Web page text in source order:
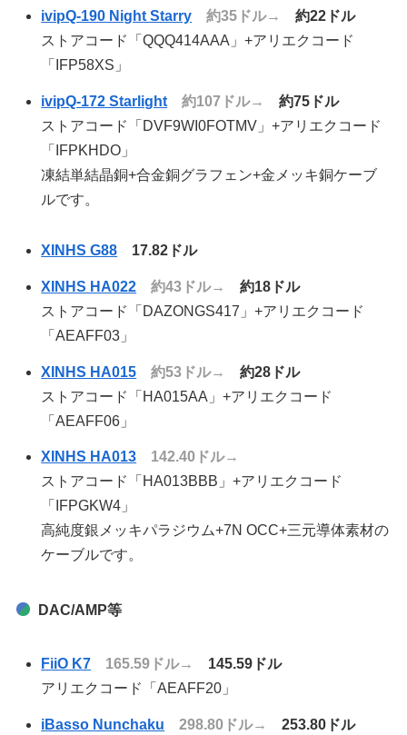
ivipQ-190 Night Starry 約35ドル→
約22ドル
ストアコード「QQQ414AAA」+アリエクコード
「IFP58XS」
ivipQ-172 Starlight 約107ドル→
約75ドル
ストアコード「DVF9WI0FOTMV」+アリエクコード
「IFPKHDO」
凍結単結晶銅+合金銅グラフェン+金メッキ銅ケーブ
ルです。
XINHS G88 17.82ドル
XINHS HA022 約43ドル→
約18ドル
ストアコード「DAZONGS417」+アリエクコード
「AEAFF03」
XINHS HA015 約53ドル→
約28ドル
ストアコード「HA015AA」+アリエクコード
「AEAFF06」
XINHS HA013
142.40ドル→
ストアコード「HA013BBB」+アリエクコード
「IFPGKW4」
高純度銀メッキパラジウム+7N OCC+三元導体素材の
ケーブルです。
DAC/AMP等
FiiO K7 165.59ドル→
145.59ドル
アリエクコード「AEAFF20」
iBasso Nunchaku 298.80ドル→
253.80ドル